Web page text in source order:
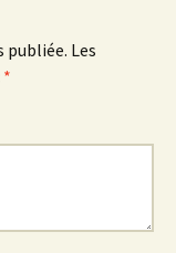
publiée. Les
*